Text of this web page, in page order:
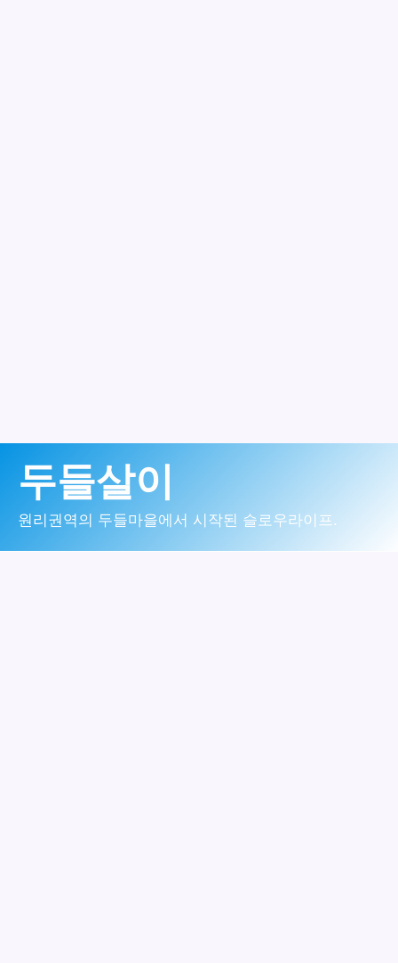
로
두들살이
원리권역의 두들마을에서 시작된 슬로우라이프.